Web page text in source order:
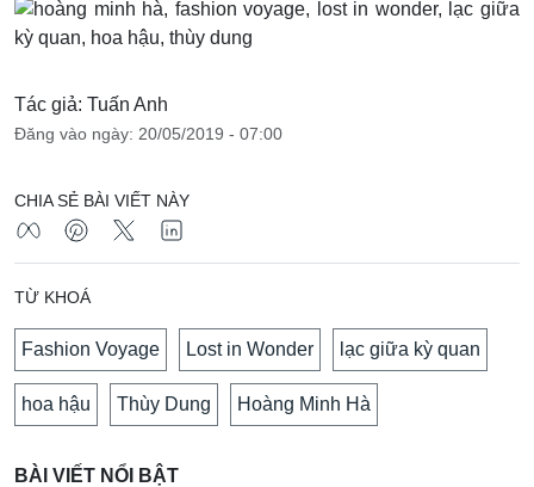
Tác giả: Tuấn Anh
Đăng vào ngày: 20/05/2019 - 07:00
CHIA SẺ BÀI VIẾT NÀY
TỪ KHOÁ
Fashion Voyage Lost in Wonder lạc giữa kỳ quan
hoa hậu Thùy Dung Hoàng Minh Hà
BÀI VIẾT NỔI BẬT